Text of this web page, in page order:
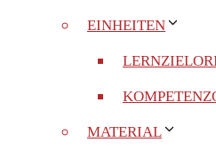
EINHEITEN
MATERIAL